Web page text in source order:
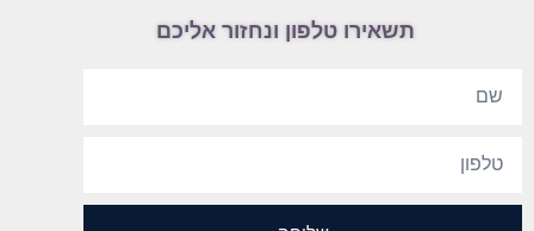
תשאירו טלפון ונחזור אליכם